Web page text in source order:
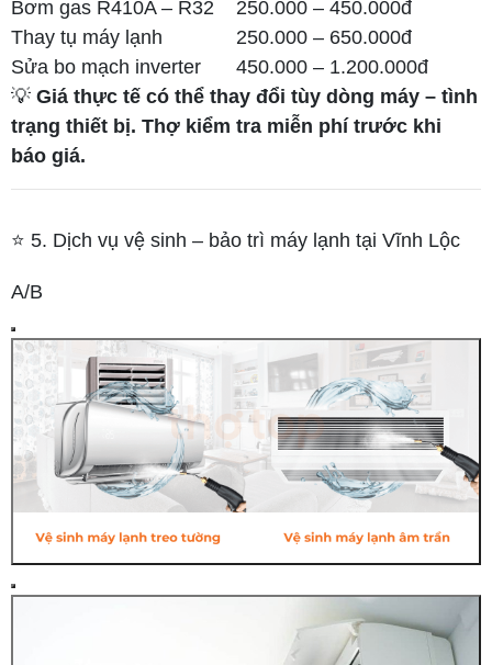
Bơm gas R410A – R32
250.000 – 450.000đ
Thay tụ máy lạnh
250.000 – 650.000đ
Sửa bo mạch inverter
450.000 – 1.200.000đ
💡 Giá thực tế có thể thay đổi tùy dòng máy – tình
trạng thiết bị. Thợ kiểm tra miễn phí trước khi
báo giá.
⭐ 5. Dịch vụ vệ sinh – bảo trì máy lạnh tại Vĩnh Lộc
A/B